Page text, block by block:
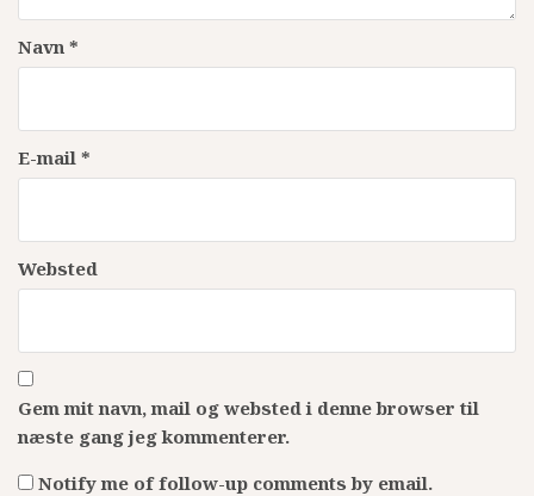
Navn *
E-mail *
Websted
Gem mit navn, mail og websted i denne browser til
næste gang jeg kommenterer.
Notify me of follow-up comments by email.